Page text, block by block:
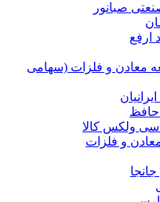
صبانور
ارفع
معادن و فلزات (سهامی
ولکس کالا
و فلزات